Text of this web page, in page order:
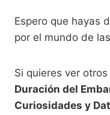
Espero que hayas
por el mundo de
Si quieres ver
Duración del
Curiosidades y